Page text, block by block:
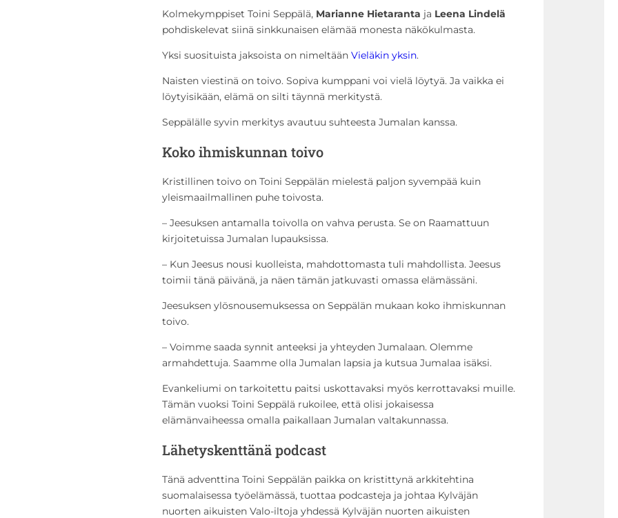
Kolmekymppiset Toini Seppälä, Marianne Hietaranta ja Leena Lindelä
pohdiskelevat siinä sinkkunaisen elämää monesta näkökulmasta.
Yksi suosituista jaksoista on nimeltään Vieläkin yksin.
Naisten viestinä on toivo. Sopiva kumppani voi vielä löytyä. Ja vaikka ei
löytyisikään, elämä on silti täynnä merkitystä.
Seppälälle syvin merkitys avautuu suhteesta Jumalan kanssa.
Koko ihmiskunnan toivo
Kristillinen toivo on Toini Seppälän mielestä paljon syvempää kuin
yleismaailmallinen puhe toivosta.
– Jeesuksen antamalla toivolla on vahva perusta. Se on Raamattuun
kirjoitetuissa Jumalan lupauksissa.
– Kun Jeesus nousi kuolleista, mahdottomasta tuli mahdollista. Jeesus
toimii tänä päivänä, ja näen tämän jatkuvasti omassa elämässäni.
Jeesuksen ylösnousemuksessa on Seppälän mukaan koko ihmiskunnan
toivo.
– Voimme saada synnit anteeksi ja yhteyden Jumalaan. Olemme
armahdettuja. Saamme olla Jumalan lapsia ja kutsua Jumalaa isäksi.
Evankeliumi on tarkoitettu paitsi uskottavaksi myös kerrottavaksi muille.
Tämän vuoksi Toini Seppälä rukoilee, että olisi jokaisessa
elämänvaiheessa omalla paikallaan Jumalan valtakunnassa.
Lähetyskenttänä podcast
Tänä adventtina Toini Seppälän paikka on kristittynä arkkitehtina
suomalaisessa työelämässä, tuottaa podcasteja ja johtaa Kylväjän
nuorten aikuisten Valo-iltoja yhdessä Kylväjän nuorten aikuisten